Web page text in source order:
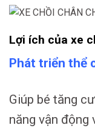
Lợi ích của xe
Phát triển thể
Giúp bé tăng
năng vận động